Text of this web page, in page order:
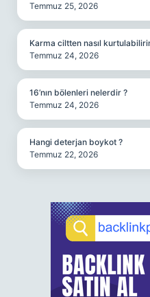
Temmuz 25, 2026
Karma ciltten nasıl
Temmuz 24, 2026
16’nın bölenleri nelerdir ?
Temmuz 24, 2026
Hangi deterjan boykot ?
Temmuz 22, 2026